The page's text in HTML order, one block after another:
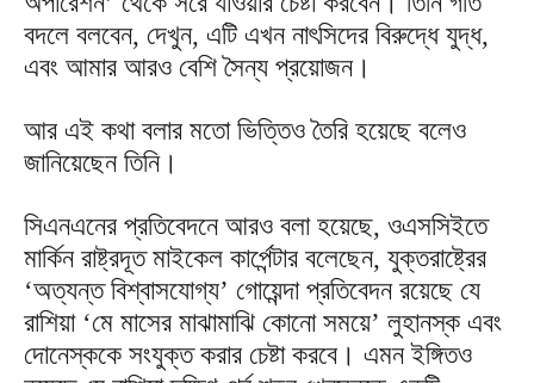
বদলে বলবেন, দেখুন, এটি এখন নাৎসিদের বিরুদ্ধে যুদ্ধ,
এবং আমার আরও বেশি সৈন্য প্রয়োজন।
আর এই কথা বলার মতো ভিত্তিও তৈরি হয়েছে বলেও
জানিয়েছেন তিনি।
সিএনএনের প্রতিবেদনে আরও বলা হয়েছে, ওএসসিইতে
মার্কিন রাষ্ট্রদূত মাইকেল কার্পেন্টার বলেছেন, যুক্তরাষ্ট্রের
‘অত্যন্ত বিশ্বাসযোগ্য’ গোয়েন্দা প্রতিবেদন রয়েছে যে
রাশিয়া ‘মে মাসের মাঝামাঝি কোনো সময়ে’ লুহানস্ক এবং
দোনেস্ককে সংযুক্ত করার চেষ্টা করবে। এমন ইঙ্গিতও